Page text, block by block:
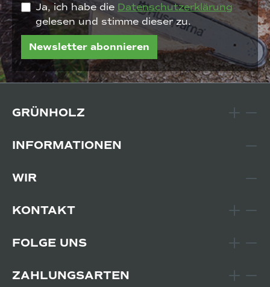
Ja, ich habe die Datenschutzerklärung
gelesen und stimme dieser zu.
Newsletter abonnieren
GRÜNHOLZ
INFORMATIONEN
WIR
KONTAKT
FOLGE UNS
ZAHLUNGSARTEN